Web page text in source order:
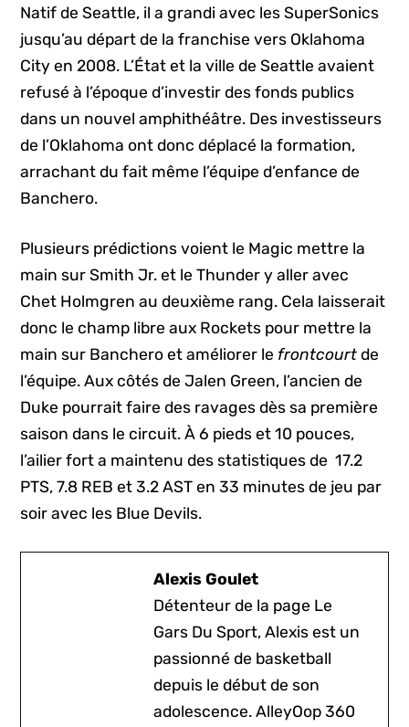
Natif de Seattle, il a grandi avec les SuperSonics
jusqu’au départ de la franchise vers Oklahoma
City en 2008. L’État et la ville de Seattle avaient
refusé à l’époque d’investir des fonds publics
dans un nouvel amphithéâtre. Des investisseurs
de l’Oklahoma ont donc déplacé la formation,
arrachant du fait même l’équipe d’enfance de
Banchero.
Plusieurs prédictions voient le Magic mettre la
main sur Smith Jr. et le Thunder y aller avec
Chet Holmgren au deuxième rang. Cela laisserait
donc le champ libre aux Rockets pour mettre la
main sur Banchero et améliorer le frontcourt de
l’équipe. Aux côtés de Jalen Green, l’ancien de
Duke pourrait faire des ravages dès sa première
saison dans le circuit. À 6 pieds et 10 pouces,
l’ailier fort a maintenu des statistiques de 17.2
PTS, 7.8 REB et 3.2 AST en 33 minutes de jeu par
soir avec les Blue Devils.
Alexis Goulet
Détenteur de la page Le
Gars Du Sport, Alexis est un
passionné de basketball
depuis le début de son
adolescence. AlleyOop 360